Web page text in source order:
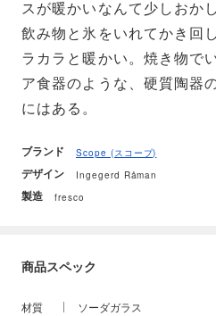
スが暖かいなんて少しおか
飲み物と氷をいれてかき回
ラカラと暖かい。焼き物で
ア食器のような、硬質陶器
にはある。
ブランド Scope (スコープ)
デザイン Ingegerd Råman
製造 fresco
商品スペック
材質
ソーダガラス